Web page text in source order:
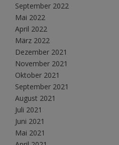
September 2022
Mai 2022
April 2022
März 2022
Dezember 2021
November 2021
Oktober 2021
September 2021
August 2021
Juli 2021
Juni 2021
Mai 2021